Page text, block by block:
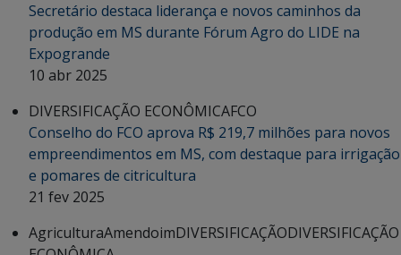
Secretário destaca liderança e novos caminhos da
produção em MS durante Fórum Agro do LIDE na
Expogrande
10 abr 2025
DIVERSIFICAÇÃO ECONÔMICAFCO
Conselho do FCO aprova R$ 219,7 milhões para novos
empreendimentos em MS, com destaque para irrigação
e pomares de citricultura
21 fev 2025
AgriculturaAmendoimDIVERSIFICAÇÃODIVERSIFICAÇÃO